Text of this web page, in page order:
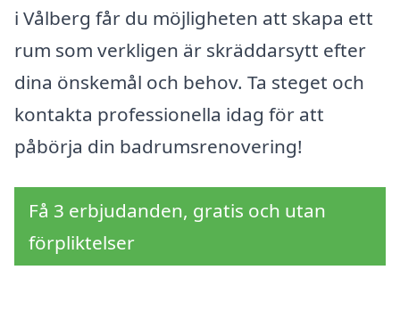
i Vålberg får du möjligheten att skapa ett
rum som verkligen är skräddarsytt efter
dina önskemål och behov. Ta steget och
kontakta professionella idag för att
påbörja din badrumsrenovering!
Få 3 erbjudanden, gratis och utan
förpliktelser